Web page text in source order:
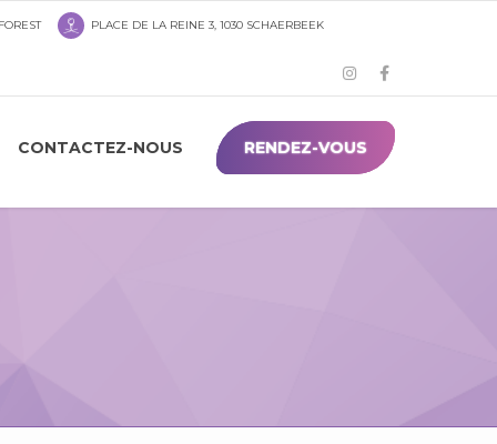
PLACE DE LA REINE 3, 1030 SCHAERBEEK
CONTACTEZ-NOUS RENDEZ-VOUS